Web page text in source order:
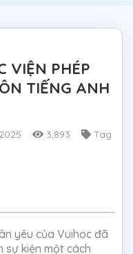
VIỆN PHÉP
TIẾNG ANH
3,893
Tag
yêu của Vuihoc đã
sự kiện một cách